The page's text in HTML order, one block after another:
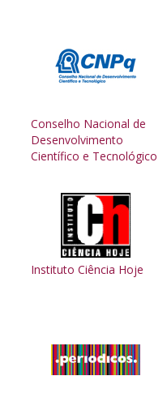
Orquestra Gustavo
Conselho Nacional de
Desenvolvimento
Científico e Tecnológico
Instituto Ciência Hoje